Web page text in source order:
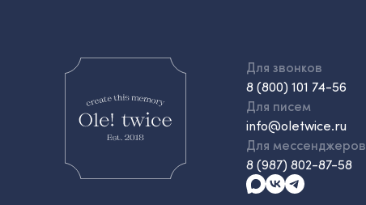
Для звонков
8 (800) 101 74-56
Для писем
info@oletwice.ru
Для мессенджеров
8 (987) 802-87-58